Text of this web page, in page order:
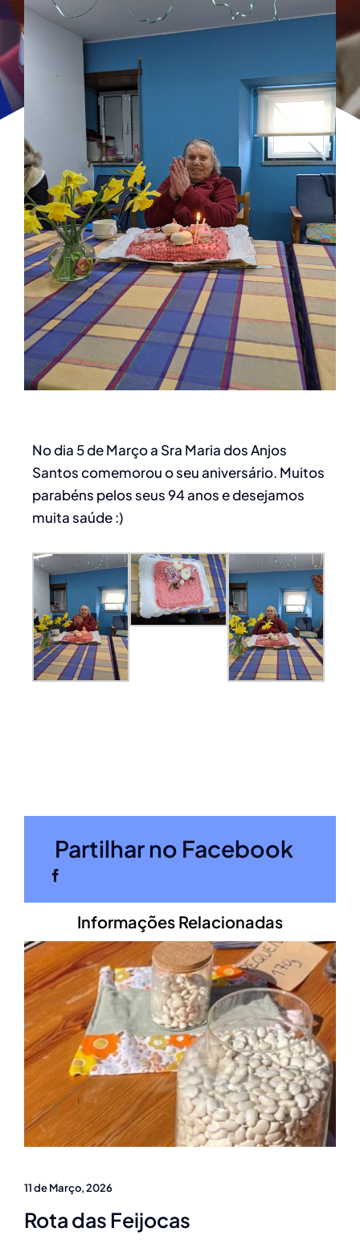
No dia 5 de Março a Sra Maria dos Anjos
Santos comemorou o seu aniversário. Muitos
parabéns pelos seus 94 anos e desejamos
muita saúde :)
Partilhar no Facebook
Informações Relacionadas
11 de Março, 2026
Rota das Feijocas